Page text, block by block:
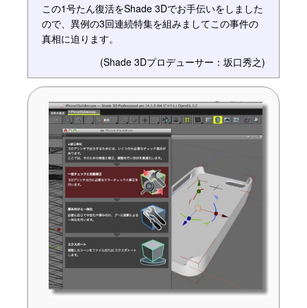
この1号たん復活をShade 3Dでお手伝いをしました
ので、異例の3回連続特集を組みましてこの事件の
真相に迫ります。
(Shade 3Dプロデューサー：坂口秀之)